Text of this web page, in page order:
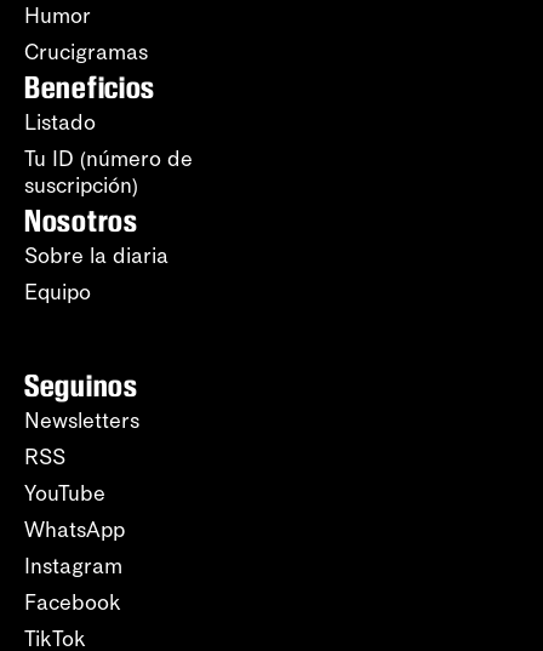
Humor
Crucigramas
Beneficios
Listado
Tu ID (número de
suscripción)
Nosotros
Sobre la diaria
Equipo
Seguinos
Newsletters
RSS
YouTube
WhatsApp
Instagram
Facebook
TikTok